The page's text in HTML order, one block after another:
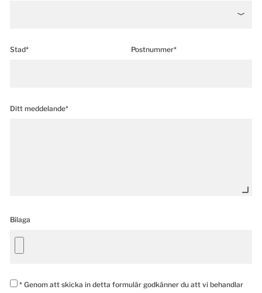
Stad* Postnummer*
Ditt meddelande*
Bilaga
* Genom att skicka in detta formulär godkänner du att vi behandlar